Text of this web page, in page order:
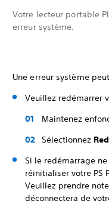
Votre lecteur portable
erreur système.
Une erreur système
Veuillez redémarrer
Maintenez
Sélectionnez
Si le redémarrage
réinitialiser votre PS
Veuillez prendre
déconnectera de